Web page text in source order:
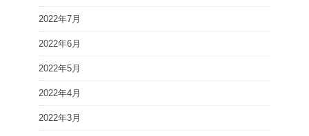
2022年7月
2022年6月
2022年5月
2022年4月
2022年3月